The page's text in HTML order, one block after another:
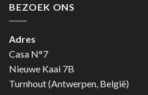
BEZOEK ONS
Adres
Casa N°7
Nieuwe Kaai 7B
Turnhout (Antwerpen, België)